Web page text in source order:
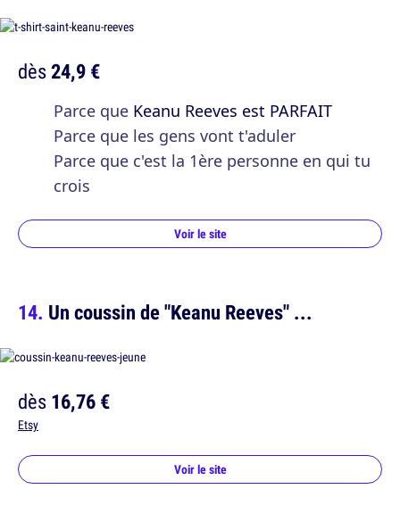
dès24,9 €
Parce que Keanu Reeves est PARFAIT
Parce que les gens vont t'aduler
Parce que c'est la 1ère personne en qui tu
crois
Voir le site
Un coussin de "Keanu Reeves" ...
dès16,76 €
Etsy
Voir le site